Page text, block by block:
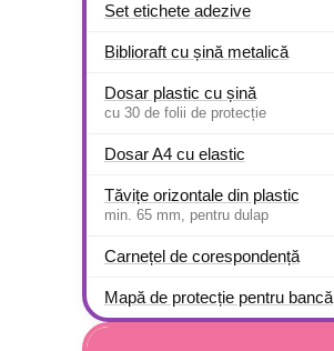
Set etichete adezive
Biblioraft cu șină metalică
Dosar plastic cu șină
cu 30 de folii de protecție
Dosar A4 cu elastic
Tăvițe orizontale din plastic
min. 65 mm, pentru dulap
Carnețel de corespondență
Mapă de protecție pentru bancă